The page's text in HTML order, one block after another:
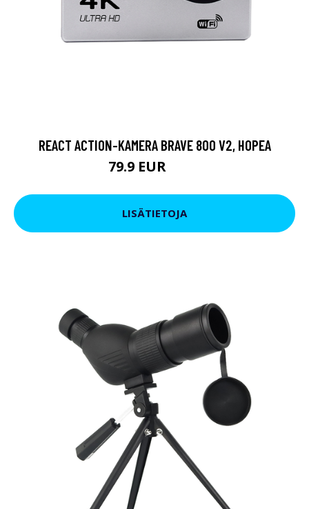
REACT ACTION-KAMERA BRAVE 800 V2, HOPEA
79.9 EUR
LISÄTIETOJA